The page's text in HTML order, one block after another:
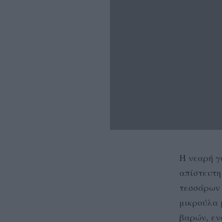
Η νεαρή
τεσσάρων
μικρούλα
βαρών,